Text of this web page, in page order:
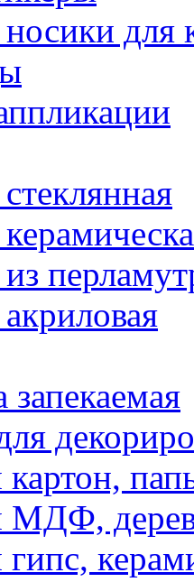
носики для
запекаемая
МДФ,